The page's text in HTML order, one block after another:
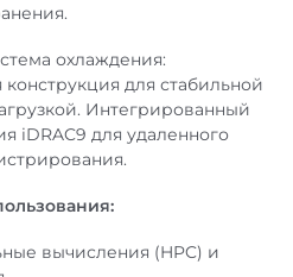
охлаждения:
для стабильной
Интегрированный
iDRAC9 для удаленного
вычисления (HPC) и